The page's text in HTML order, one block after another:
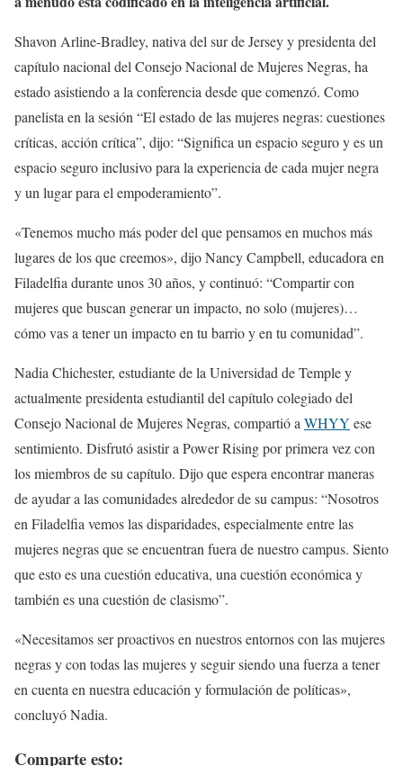
Shavon Arline-Bradley, nativa del sur de Jersey y presidenta del
capítulo nacional del Consejo Nacional de Mujeres Negras, ha
estado asistiendo a la conferencia desde que comenzó. Como
panelista en la sesión “El estado de las mujeres negras: cuestiones
críticas, acción crítica”, dijo: “Significa un espacio seguro y es un
espacio seguro inclusivo para la experiencia de cada mujer negra
y un lugar para el empoderamiento”.
«Tenemos mucho más poder del que pensamos en muchos más
lugares de los que creemos», dijo Nancy Campbell, educadora en
Filadelfia durante unos 30 años, y continuó: “Compartir con
mujeres que buscan generar un impacto, no solo (mujeres)…
cómo vas a tener un impacto en tu barrio y en tu comunidad”.
Nadia Chichester, estudiante de la Universidad de Temple y
actualmente presidenta estudiantil del capítulo colegiado del
Consejo Nacional de Mujeres Negras, compartió aWHYY ese
sentimiento. Disfrutó asistir a Power Rising por primera vez con
los miembros de su capítulo. Dijo que espera encontrar maneras
de ayudar a las comunidades alrededor de su campus: “Nosotros
en Filadelfia vemos las disparidades, especialmente entre las
mujeres negras que se encuentran fuera de nuestro campus. Siento
que esto es una cuestión educativa, una cuestión económica y
también es una cuestión de clasismo”.
«Necesitamos ser proactivos en nuestros entornos con las mujeres
negras y con todas las mujeres y seguir siendo una fuerza a tener
en cuenta en nuestra educación y formulación de políticas»,
concluyó Nadia.
Comparte esto: